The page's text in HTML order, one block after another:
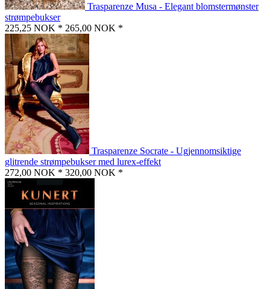
Trasparenze Musa - Elegant blomstermønster
strømpebukser
225,25 NOK * 265,00 NOK *
Trasparenze Socrate - Ugjennomsiktige
glitrende strømpebukser med lurex-effekt
272,00 NOK * 320,00 NOK *